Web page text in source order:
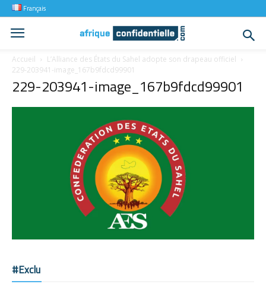
Français
Accueil
L’Alliance des États du Sahel adopte son drapeau officiel
229-203941-image_167b9fdcd99901
229-203941-image_167b9fdcd99901
#Exclu